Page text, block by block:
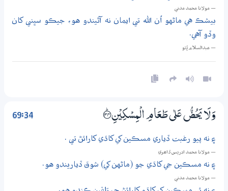
— مولانا محمد مدني
بيشڪ هي ماڻهو اُن الله تي ايمان نه آڻيندو هو، جيڪو سڀني کان
وڏو آهي.
— عبدالسلام ڀُٽو
69:34 وَلَا يَحُضُّ عَلٰي طَعَامِ الْمِسْكِيْنِ ؀ۭ34
۽ نه پيو رغبت ڏياري مسڪين کي کاڌي کارائڻ تي .
— مولانا محمد ادريس ڏاھري
۽ نه مسڪين جي کاڌي جو (ماڻهن کي) شوق ڏياريندو هو.
— مولانا محمد مدني